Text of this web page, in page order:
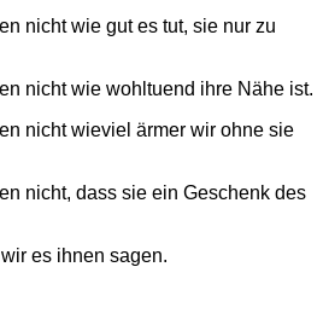
nicht wie gut es tut, sie nur zu
nicht wie wohltuend ihre Nähe ist.
nicht wieviel ärmer wir ohne sie
nicht, dass sie ein Geschenk des
es ihnen sagen.